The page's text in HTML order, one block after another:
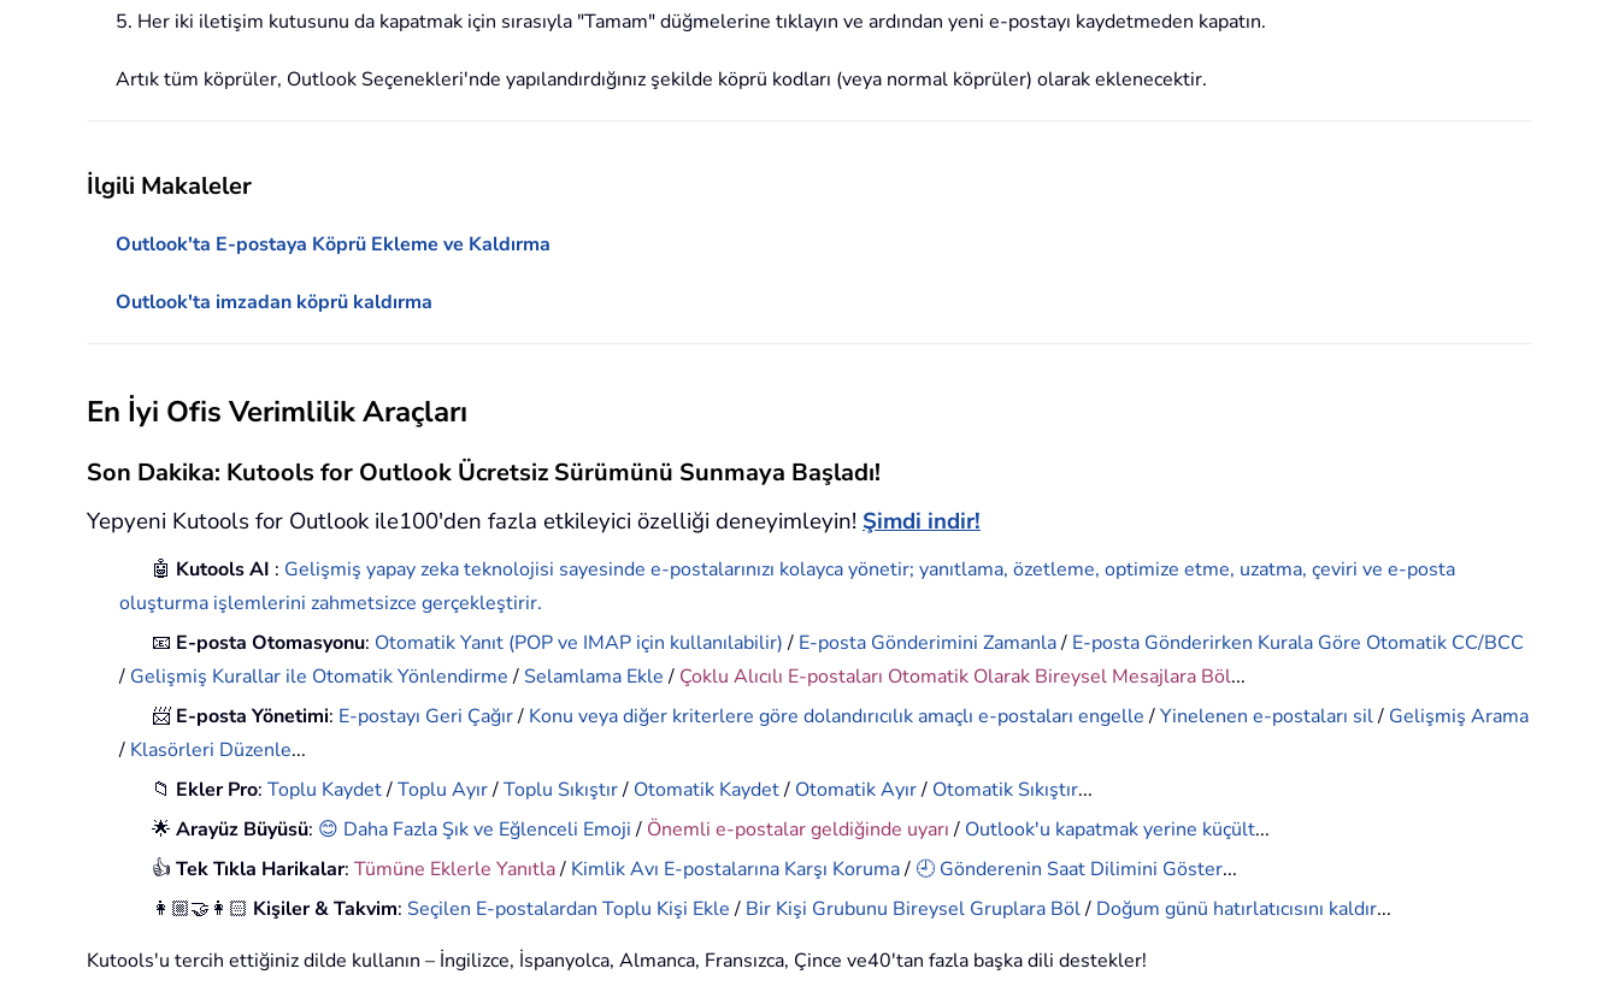
5. Her iki iletişim kutusunu da kapatmak için sırasıyla "Tamam" düğmelerine tıklayın ve ardından yeni e-postayı kaydetmeden kapatın.
Artık tüm köprüler, Outlook Seçenekleri'nde yapılandırdığınız şekilde köprü kodları (veya normal köprüler) olarak eklenecektir.
İlgili Makaleler
Outlook'ta E-postaya Köprü Ekleme ve Kaldırma
Outlook'ta imzadan köprü kaldırma
En İyi Ofis Verimlilik Araçları
Son Dakika: Kutools for Outlook Ücretsiz Sürümünü Sunmaya Başladı!
Yepyeni Kutools for Outlook ile100'den fazla etkileyici özelliği deneyimleyin! Şimdi indir!
🤖 Kutools AI : Gelişmiş yapay zeka teknolojisi sayesinde e-postalarınızı kolayca yönetir; yanıtlama, özetleme, optimize etme, uzatma, çeviri ve e-posta
oluşturma işlemlerini zahmetsizce gerçekleştirir.
📧 E-posta Otomasyonu: Otomatik Yanıt (POP ve IMAP için kullanılabilir)/ E-posta Gönderimini Zamanla/ E-posta Gönderirken Kurala Göre Otomatik CC/BCC
/ Gelişmiş Kurallar ile Otomatik Yönlendirme/ Selamlama Ekle/ Çoklu Alıcılı E-postaları Otomatik Olarak Bireysel Mesajlara Böl...
📨 E-posta Yönetimi: E-postayı Geri Çağır/ Konu veya diğer kriterlere göre dolandırıcılık amaçlı e-postaları engelle/Yinelenen e-postaları sil/ Gelişmiş Arama
/ Klasörleri Düzenle...
📁 Ekler Pro:Toplu Kaydet/Toplu Ayır/Toplu Sıkıştır/ Otomatik Kaydet/ Otomatik Ayır/ Otomatik Sıkıştır...
🌟Arayüz Büyüsü: 😊 Daha Fazla Şık ve Eğlenceli Emoji/ Önemli e-postalar geldiğinde uyarı/ Outlook'u kapatmak yerine küçült...
👍Tek Tıkla Harikalar:Tümüne Eklerle Yanıtla/ Kimlik Avı E-postalarına Karşı Koruma/ 🕘 Gönderenin Saat Dilimini Göster...
👩🏼‍🤝‍👩🏻 Kişiler & Takvim: Seçilen E-postalardan Toplu Kişi Ekle/ Bir Kişi Grubunu Bireysel Gruplara Böl/ Doğum günü hatırlatıcısını kaldır...
Kutools'u tercih ettiğiniz dilde kullanın – İngilizce, İspanyolca, Almanca, Fransızca, Çince ve40'tan fazla başka dili destekler!